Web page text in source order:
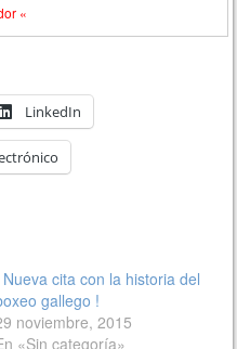
«
LinkedIn
Nueva cita con la historia del
gallego !
noviembre, 2015
«Sin categoría»